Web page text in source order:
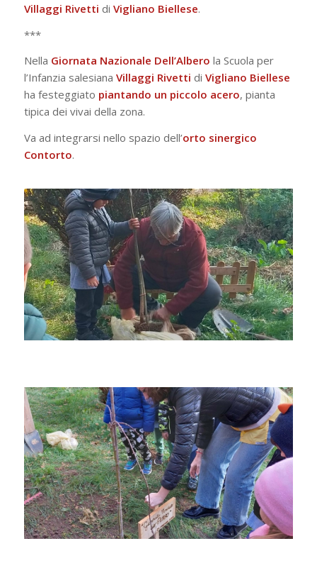
Villaggi Rivetti di Vigliano Biellese.
***
Nella Giornata Nazionale Dell’Albero la Scuola per
l’Infanzia salesiana Villaggi Rivetti di Vigliano Biellese
ha festeggiato piantando un piccolo acero, pianta
tipica dei vivai della zona.
Va ad integrarsi nello spazio dell’orto sinergico
Contorto.